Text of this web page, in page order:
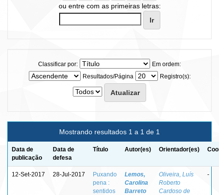
ou entre com as primeiras letras:
Classificar por:
Em ordem:
Resultados/Página
Registro(s):
Mostrando resultados 1 a 1 de 1
Data de
publicação
Data de
defesa
Título Autor(es) Orientador(es)
12-Set-2017 28-Jul-2017
Puxando
pena :
sentidos
Lemos,
Carolina
Barreto
Oliveira, Luís
Roberto
Cardoso de
-